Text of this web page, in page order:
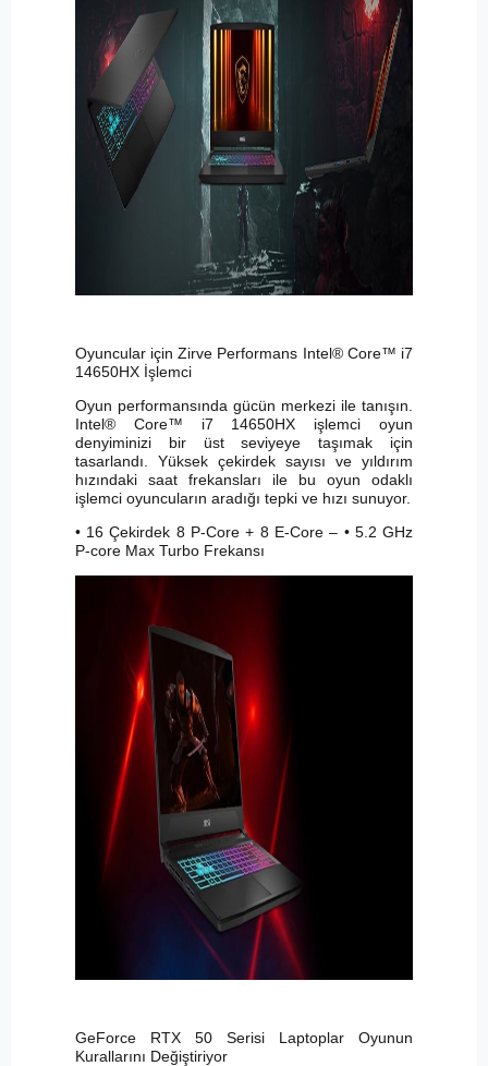
Oyuncular için Zirve Performans Intel® Core™ i7
14650HX İşlemci
Oyun performansında gücün merkezi ile tanışın.
Intel® Core™ i7 14650HX işlemci oyun
denyiminizi bir üst seviyeye taşımak için
tasarlandı. Yüksek çekirdek sayısı ve yıldırım
hızındaki saat frekansları ile bu oyun odaklı
işlemci oyuncuların aradığı tepki ve hızı sunuyor.
• 16 Çekirdek 8 P-Core + 8 E-Core – • 5.2 GHz
P-core Max Turbo Frekansı
GeForce RTX 50 Serisi Laptoplar Oyunun
Kurallarını Değiştiriyor